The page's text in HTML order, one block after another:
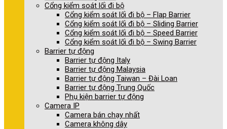
Cổng kiểm soát lối đi bộ
Cổng kiểm soát lối đi bộ – Flap Barrier
Cổng kiểm soát lối đi bộ – Sliding Barrier
Cổng kiểm soát lối đi bộ – Speed Barrier
Cổng kiểm soát lối đi bộ – Swing Barrier
Barrier tự động
Barrier tự động Italy
Barrier tự động Malaysia
Barrier tự động Taiwan – Đài Loan
Barrier tự động Trung Quốc
Phụ kiện barrier tự động
Camera IP
Camera bán chạy nhất
Camera không dây